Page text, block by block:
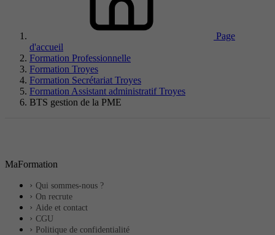
Page
d'accueil
Formation Professionnelle
Formation Troyes
Formation Secrétariat Troyes
Formation Assistant administratif Troyes
BTS gestion de la PME
MaFormation
Qui sommes-nous ?
On recrute
Aide et contact
CGU
Politique de confidentialité